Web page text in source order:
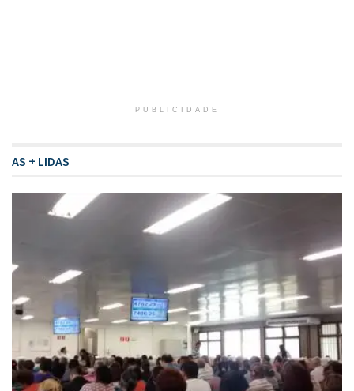
PUBLICIDADE
AS + LIDAS